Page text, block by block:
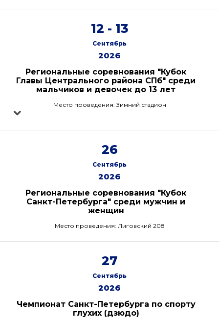
12 - 13
Сентябрь
2026
Региональные соревнования "Кубок
Главы Центрального района СПб" среди
мальчиков и девочек до 13 лет
Место проведения: Зимний стадион
26
Сентябрь
2026
Региональные соревнования "Кубок
Санкт-Петербурга" среди мужчин и
женщин
Место проведения: Лиговский 208
27
Сентябрь
2026
Чемпионат Санкт-Петербурга по спорту
глухих (дзюдо)